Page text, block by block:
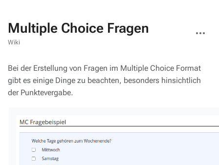
Multiple Choice Fragen
Wiki
Aktionen
Bei der Erstellung von Fragen im Multiple Choice Format
gibt es einige Dinge zu beachten, besonders hinsichtlich
der Punktevergabe.